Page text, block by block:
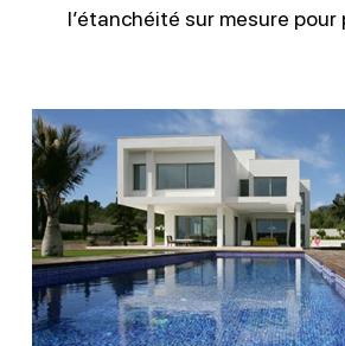
l’étanchéité sur mesure
Liner
150/100
pour
piscines
durables